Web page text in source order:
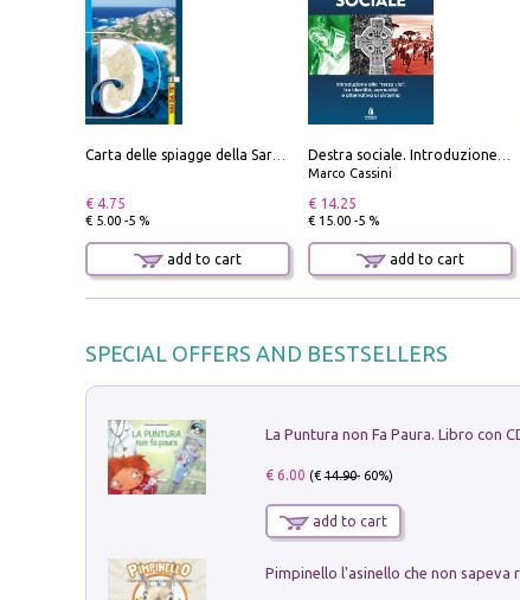
€ 4.75
€ 5.00 -5 %
add to cart
Marco Cassini
€ 14.25
€ 15.00 -5 %
add to cart
SPECIAL OFFERS AND BESTSELLERS
La Puntura non Fa Paura. Libro con
€ 6.00 (€14.90- 60%)
add to cart
Pimpinello l'asinello che non sapeva